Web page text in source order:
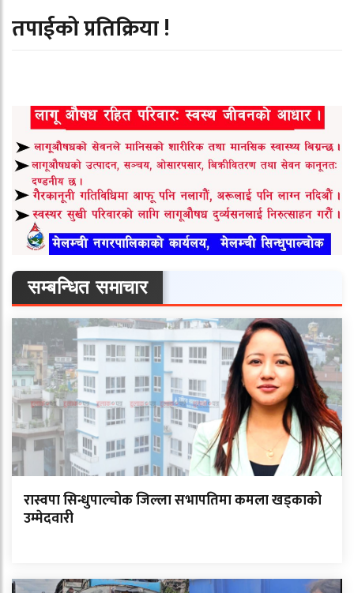
तपाईको प्रतिक्रिया !
सम्बन्धित समाचार
रास्वपा सिन्धुपाल्चोक जिल्ला सभापतिमा कमला खड्काको
उम्मेदवारी